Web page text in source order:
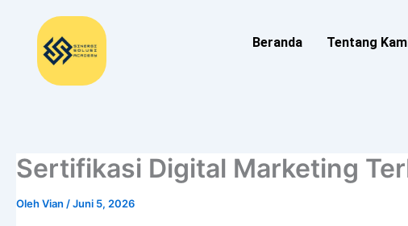
Beranda Tentang
Sertifikasi Digital Marketing
OlehVian /Juni 5, 2026